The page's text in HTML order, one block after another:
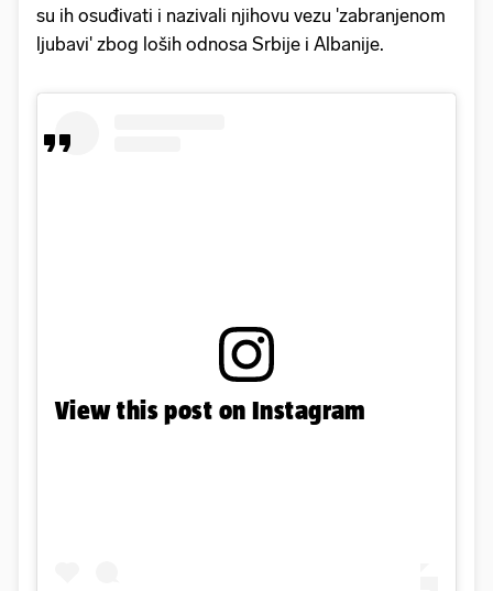
su ih osuđivati i nazivali njihovu vezu 'zabranjenom
ljubavi' zbog loših odnosa Srbije i Albanije.
View this post on Instagram